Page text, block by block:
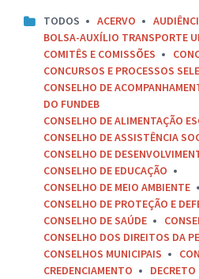
TODOS ACERVO
BOLSA-AUXÍLIO TRANSPORTE
COMITÊS E COMISSÕES
CONCURSOS E PROCESSOS
CONSELHO DE
DO FUNDEB
CONSELHO DE ALIMENTAÇÃO
CONSELHO DE ASSISTÊNCIA
CONSELHO DE
CONSELHO DE EDUCAÇÃO
CONSELHO DE MEIO AMBIENTE
CONSELHO DE PROTEÇÃO E
CONSELHO DE SAÚDE
CONSELHO DOS DIREITOS DA
CONSELHOS MUNICIPAIS
CREDENCIAMENTO
DECRETO